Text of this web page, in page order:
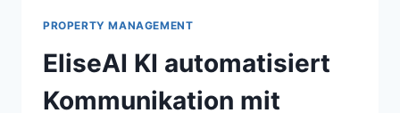
PROPERTY MANAGEMENT
EliseAI KI automatisiert
Kommunikation mit